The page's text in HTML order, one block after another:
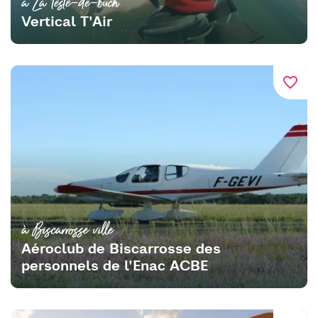
Vertical T'Air
favorite_border
à Biscarrosse ville
Aéroclub de Biscarrosse des
personnels de l'Enac ACBE